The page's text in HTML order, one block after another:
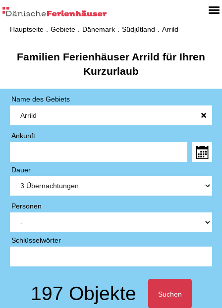
Hauptseite Gebiete Dänemark Südjütland Arrild
Familien Ferienhäuser Arrild für Ihren
Kurzurlaub
Name des Gebiets
Ankunft
Dauer
Personen
Schlüsselwörter
197 Objekte Suchen